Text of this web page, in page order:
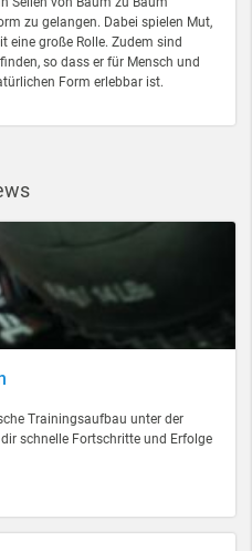
zu gelangen. Dabei spielen Mut,
eine große Rolle. Zudem sind
so dass er für Mensch und
Form erlebbar ist.
Trainingsaufbau unter der
schnelle Fortschritte und Erfolge